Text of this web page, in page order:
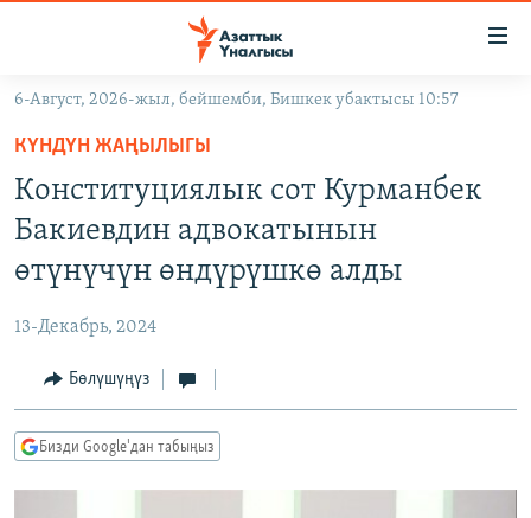
Навигацияга
өтүңүз
Издөөгө
салыңыз
МАДАНИЯТ
ТВ ПРОГРАММАЛАР
БҮГҮН АЗАТТЫКТА
ПОДКАСТ
Русский
6-Август, 2026-жыл, бейшемби, Бишкек убактысы 10:57
КҮНДҮН ЖАҢЫЛЫГЫ
Конституциялык сот Курманбек
Бакиевдин адвокатынын
өтүнүчүн өндүрүшкө алды
13-Декабрь, 2024
Бөлүшүңүз
Бизди Google'дан табыңыз